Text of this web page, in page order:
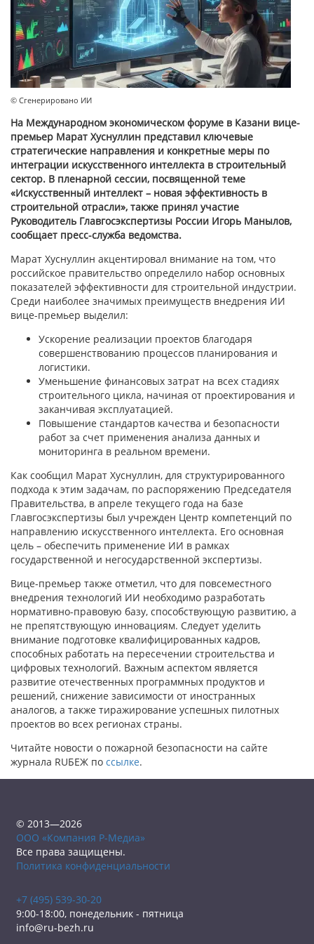
© Сгенерировано ИИ
На Международном экономическом форуме в Казани вице-
премьер Марат Хуснуллин представил ключевые
стратегические направления и конкретные меры по
интеграции искусственного интеллекта в строительный
сектор. В пленарной сессии, посвященной теме
«Искусственный интеллект – новая эффективность в
строительной отрасли», также принял участие
Руководитель Главгосэкспертизы России Игорь Манылов,
сообщает пресс-служба ведомства.
Марат Хуснуллин акцентировал внимание на том, что
российское правительство определило набор основных
показателей эффективности для строительной индустрии.
Среди наиболее значимых преимуществ внедрения ИИ
вице-премьер выделил:
Ускорение реализации проектов благодаря
совершенствованию процессов планирования и
логистики.
Уменьшение финансовых затрат на всех стадиях
строительного цикла, начиная от проектирования и
заканчивая эксплуатацией.
Повышение стандартов качества и безопасности
работ за счет применения анализа данных и
мониторинга в реальном времени.
Как сообщил Марат Хуснуллин, для структурированного
подхода к этим задачам, по распоряжению Председателя
Правительства, в апреле текущего года на базе
Главгосэкспертизы был учрежден Центр компетенций по
направлению искусственного интеллекта. Его основная
цель – обеспечить применение ИИ в рамках
государственной и негосударственной экспертизы.
Вице-премьер также отметил, что для повсеместного
внедрения технологий ИИ необходимо разработать
нормативно-правовую базу, способствующую развитию, а
не препятствующую инновациям. Следует уделить
внимание подготовке квалифицированных кадров,
способных работать на пересечении строительства и
цифровых технологий. Важным аспектом является
развитие отечественных программных продуктов и
решений, снижение зависимости от иностранных
аналогов, а также тиражирование успешных пилотных
проектов во всех регионах страны.
Читайте новости о пожарной безопасности на сайте
журнала RUБЕЖ по ссылке.
© 2013—2026
ООО «Компания Р-Медиа»
Все права защищены.
Политика конфиденциальности
+7 (495) 539-30-20
9:00-18:00, понедельник - пятница
info@ru-bezh.ru